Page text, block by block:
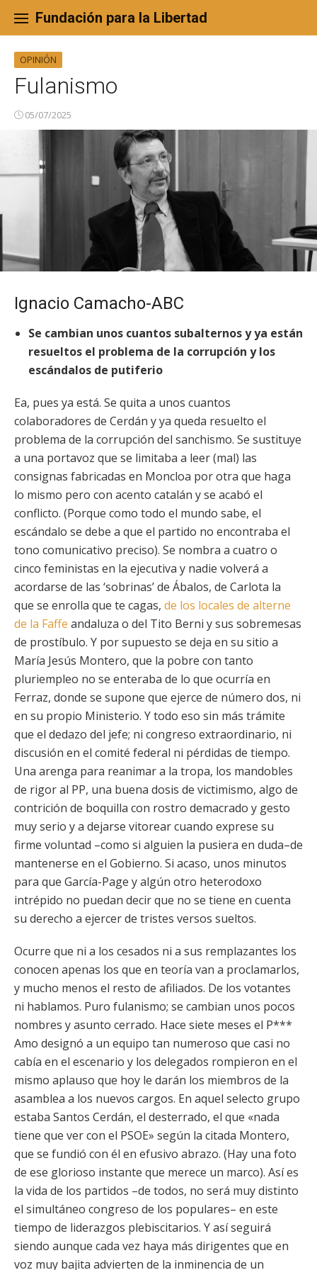
content
Fundación para la Libertad
OPINIÓN
Fulanismo
05/07/2025
Ignacio Camacho-ABC
Se cambian unos cuantos subalternos y ya están
resueltos el problema de la corrupción y los
escándalos de putiferio
Ea, pues ya está. Se quita a unos cuantos
colaboradores de Cerdán y ya queda resuelto el
problema de la corrupción del sanchismo. Se sustituye
a una portavoz que se limitaba a leer (mal) las
consignas fabricadas en Moncloa por otra que haga
lo mismo pero con acento catalán y se acabó el
conflicto. (Porque como todo el mundo sabe, el
escándalo se debe a que el partido no encontraba el
tono comunicativo preciso). Se nombra a cuatro o
cinco feministas en la ejecutiva y nadie volverá a
acordarse de las ‘sobrinas’ de Ábalos, de Carlota la
que se enrolla que te cagas, de los locales de alterne
de la Faffe andaluza o del Tito Berni y sus sobremesas
de prostíbulo. Y por supuesto se deja en su sitio a
María Jesús Montero, que la pobre con tanto
pluriempleo no se enteraba de lo que ocurría en
Ferraz, donde se supone que ejerce de número dos, ni
en su propio Ministerio. Y todo eso sin más trámite
que el dedazo del jefe; ni congreso extraordinario, ni
discusión en el comité federal ni pérdidas de tiempo.
Una arenga para reanimar a la tropa, los mandobles
de rigor al PP, una buena dosis de victimismo, algo de
contrición de boquilla con rostro demacrado y gesto
muy serio y a dejarse vitorear cuando exprese su
firme voluntad –como si alguien la pusiera en duda–de
mantenerse en el Gobierno. Si acaso, unos minutos
para que García-Page y algún otro heterodoxo
intrépido no puedan decir que no se tiene en cuenta
su derecho a ejercer de tristes versos sueltos.
Ocurre que ni a los cesados ni a sus remplazantes los
conocen apenas los que en teoría van a proclamarlos,
y mucho menos el resto de afiliados. De los votantes
ni hablamos. Puro fulanismo; se cambian unos pocos
nombres y asunto cerrado. Hace siete meses el P***
Amo designó a un equipo tan numeroso que casi no
cabía en el escenario y los delegados rompieron en el
mismo aplauso que hoy le darán los miembros de la
asamblea a los nuevos cargos. En aquel selecto grupo
estaba Santos Cerdán, el desterrado, el que «nada
tiene que ver con el PSOE» según la citada Montero,
que se fundió con él en efusivo abrazo. (Hay una foto
de ese glorioso instante que merece un marco). Así es
la vida de los partidos –de todos, no será muy distinto
el simultáneo congreso de los populares– en este
tiempo de liderazgos plebiscitarios. Y así seguirá
siendo aunque cada vez haya más dirigentes que en
voz muy bajita advierten de la inminencia de un